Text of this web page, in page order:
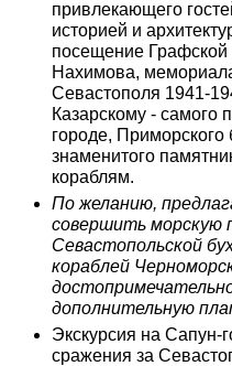
привлекающего
историей и
посещение
Нахимова,
Севастополя 1941-
Казарскому - самого
городе, Приморского
знаменитого
кораблям.
По желанию,
совершить морскую
Севастопольской
кораблей
дополнительную
Экскурсия на
сражения за